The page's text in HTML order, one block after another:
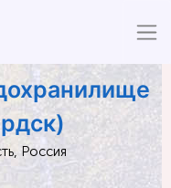
Россия